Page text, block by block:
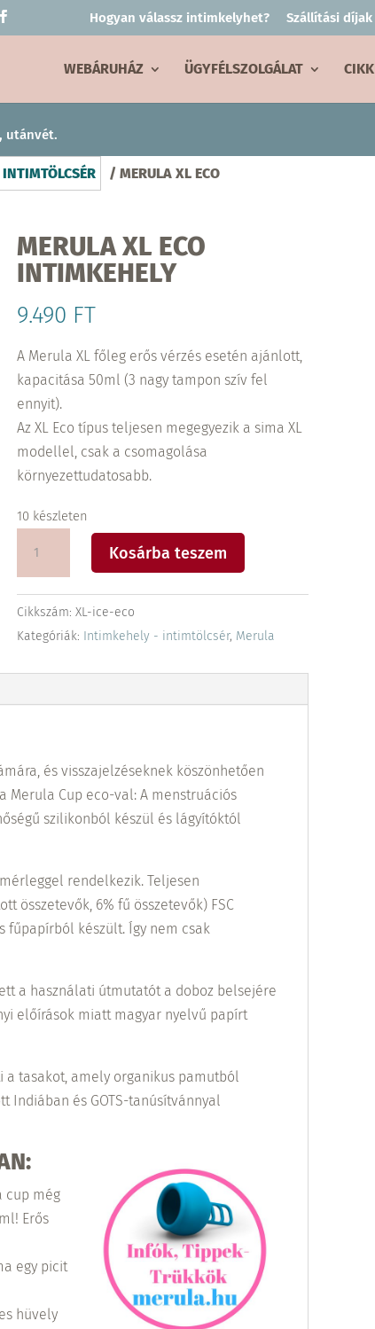
Hogyan válassz intimkelyhet? Szállítási díjak
WEBÁRUHÁZ ÜGYFÉLSZOLGÁLAT
utánvét.
/ MERULA XL ECO
MERULA XL ECO
INTIMKEHELY
9.490 FT
A Merula XL főleg erős vérzés esetén ajánlott,
kapacitása 50ml (3 nagy tampon szív fel
ennyit).
Az XL Eco típus teljesen megegyezik a sima XL
modellel, csak a csomagolása
környezettudatosabb.
10 készleten
intimkehely
mennyiség
Kosárba teszem
Cikkszám: XL-ice-eco
Kategóriák: Intimkehely - intimtölcsér, Merula
és visszajelzéseknek köszönhetően
Merula Cup eco-val: A menstruációs
szilikonból készül és lágyítóktól
rendelkezik. Teljesen
összetevők, 6% fű összetevők) FSC
fűpapírból készült. Így nem csak
a használati útmutatót a doboz belsejére
előírások miatt magyar nyelvű papírt
a tasakot, amely organikus pamutból
Indiában és GOTS-tanúsítvánnyal
cup még
Erős
egy picit
hüvely